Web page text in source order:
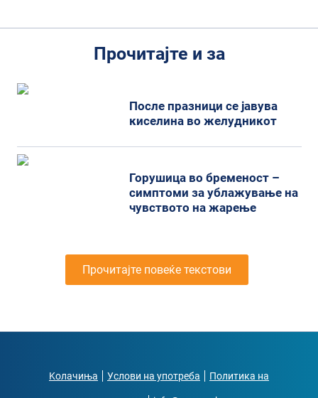
Прочитајте и за
После празници се јавува
киселина во желудникот
Горушица во бременост –
симптоми за ублажување на
чувството на жарење
Прочитајте повеќе текстови
Kолачиња Услови на употреба Политика на